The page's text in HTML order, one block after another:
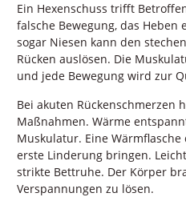
Ein Hexenschuss trifft
falsche Bewegung, das Heben
sogar Niesen kann den
Rücken auslösen. Die
und jede Bewegung wird zur
Bei akuten Rückenschmerzen
Maßnahmen. Wärme
Muskulatur. Eine
erste Linderung bringen.
strikte Bettruhe. Der Körper
Verspannungen zu lösen.